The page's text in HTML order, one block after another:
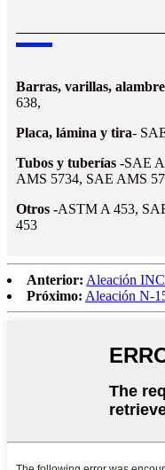
Barras, varillas,
638,
Placa, lámina y tira-
Tubos y tuberías -SAE
AMS 5734, SAE AMS
Otros -ASTM A 453,
453
Anterior: Aleación
Próximo: Aleación N-